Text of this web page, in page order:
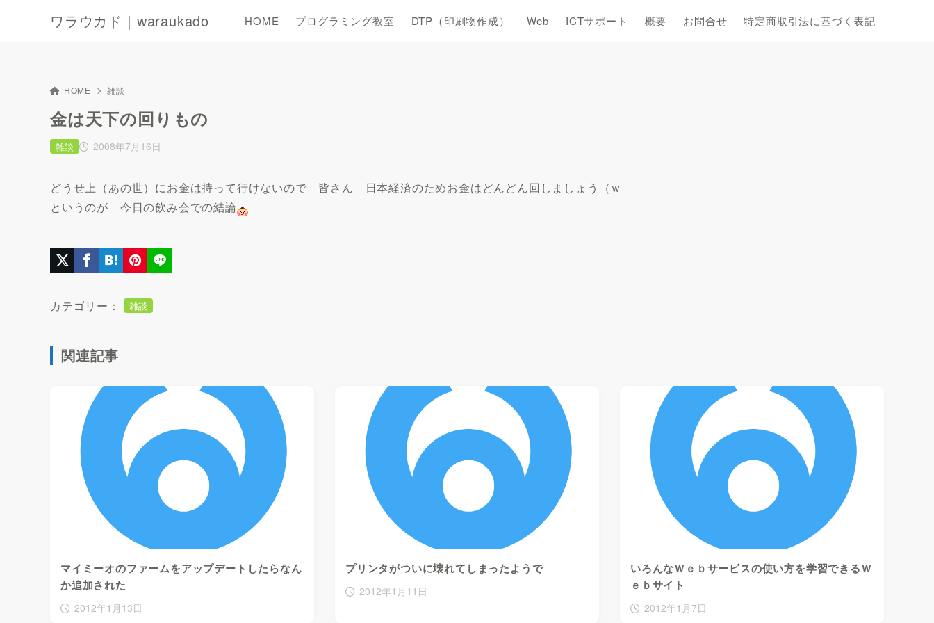
ワラウカド｜waraukado HOME プログラミング教室 DTP（印刷物作成） Web ICTサポート 概要 お問合せ 特定商取引法に基づく表記
HOME 雑談
金は天下の回りもの
2008年7月16日
雑談
どうせ上（あの世）にお金は持って行けないので 皆さん 日本経済のためお金はどんどん回しましょう
（ｗ
というのが 今日の飲み会での結論
カテゴリー： 雑談
関連記事
マイミーオのファームをアップデートしたらなん
か追加された
2012年1月13日
プリンタがついに壊れてしまったようで
2012年1月11日
いろんなＷｅｂサービスの使い方を学習できるＷ
ｅｂサイト
2012年1月7日